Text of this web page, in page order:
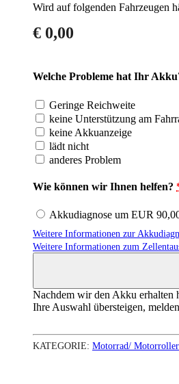
Wird auf folgenden Fahrzeugen
€ 0,00
Welche Probleme hat Ihr
Geringe Reichweite
keine Unterstützung am
keine Akkuanzeige
lädt nicht
anderes Problem
Wie können wir Ihnen helfen?
Akkudiagnose um EUR
Weitere Informationen zur
Weitere Informationen zum
Nachdem wir den Akku erhalten
Ihre Auswahl übersteigen,
KATEGORIE: Motorrad/